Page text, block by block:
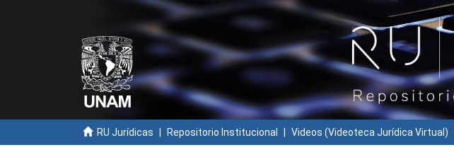
RU Jurídicas Repositorio Institucional Videos (Videoteca Jurídica Virtual)